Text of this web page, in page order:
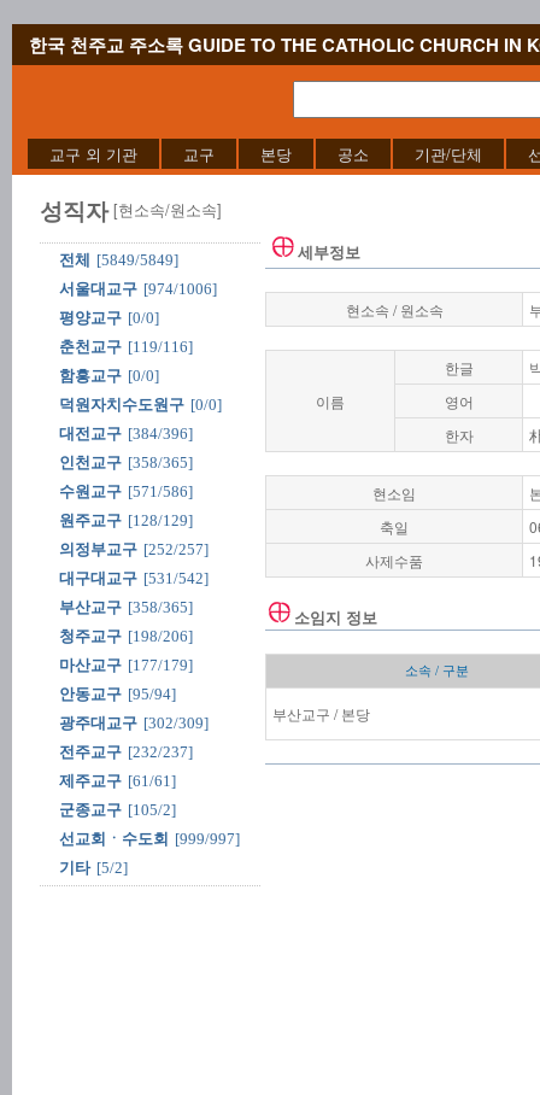
한국 천주교 주소록 GUIDE TO THE CATHOLIC CHURCH IN
교구 외 기관 교구 본당 공소 기관/단체
성직자 [현소속/원소속]
전체
[5849/5849]
서울대교구 [974/1006]
평양교구 [0/0]
춘천교구 [119/116]
함흥교구 [0/0]
덕원자치수도원구 [0/0]
대전교구 [384/396]
인천교구 [358/365]
수원교구 [571/586]
원주교구 [128/129]
의정부교구 [252/257]
대구대교구 [531/542]
부산교구 [358/365]
청주교구 [198/206]
마산교구 [177/179]
안동교구 [95/94]
광주대교구 [302/309]
전주교구 [232/237]
제주교구 [61/61]
군종교구 [105/2]
선교회ㆍ수도회 [999/997]
기타 [5/2]
세부정보
현소속 / 원소속
이름
한글
영어
한자
현소임
축일
사제수품
소임지 정보
소속 / 구분
부산교구 / 본당